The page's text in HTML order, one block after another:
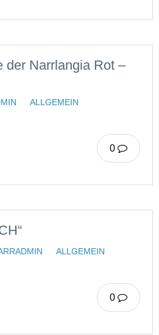
der Narrlangia Rot –
ALLGEMEIN
0
ALLGEMEIN
0